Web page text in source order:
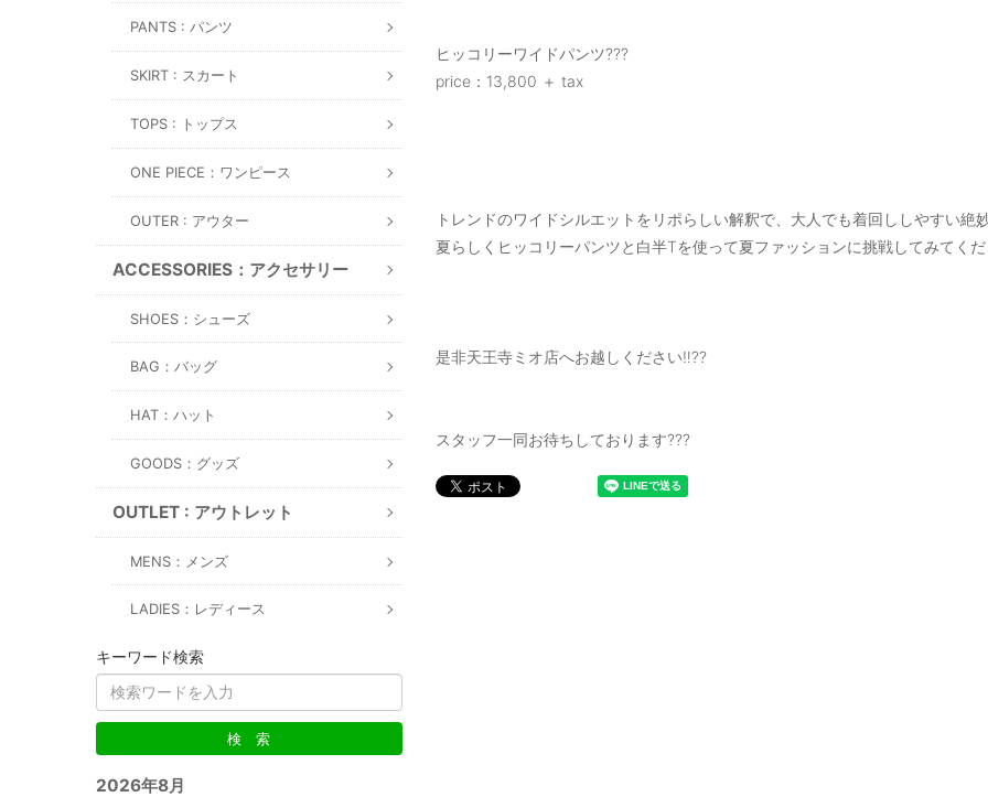
PANTS : パンツ
SKIRT : スカート
TOPS : トップス
ONE PIECE：ワンピース
OUTER : アウター
ACCESSORIES：アクセサリー
SHOES：シューズ
BAG：バッグ
HAT：ハット
GOODS：グッズ
OUTLET : アウトレット
MENS：メンズ
LADIES：レディース
キーワード検索
2026年8月
ヒッコリーワイドパンツ???
price：13,800 ＋ tax
トレンドのワイドシルエットをリポらしい解釈で、大人でも着回ししやすい絶
夏らしくヒッコリーパンツと白半Tを使って夏ファッションに挑戦してみてく
是非天王寺ミオ店へお越しください‼️??
スタッフ一同お待ちしております???